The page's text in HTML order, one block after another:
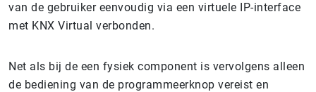
van de gebruiker eenvoudig via een virtuele IP-interface
met KNX Virtual verbonden.
Net als bij de een fysiek component is vervolgens alleen
de bediening van de programmeerknop vereist en